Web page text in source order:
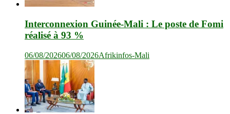
Interconnexion Guinée-Mali : Le poste de Fomi
réalisé à 93 %
06/08/202606/08/2026Afrikinfos-Mali